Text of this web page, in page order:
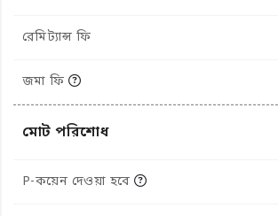
রেমিট্যান্স ফি
জমা ফি
মোট পরিশোধ
P-কয়েন দেওয়া হবে